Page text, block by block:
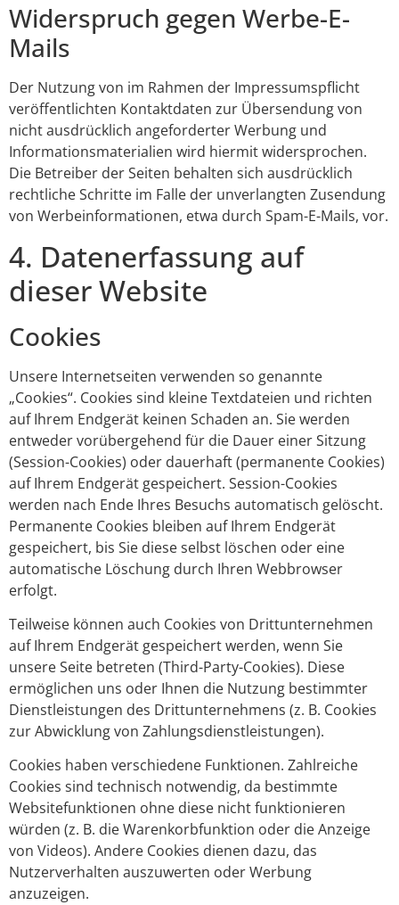
Widerspruch gegen Werbe-E-
Mails
Der Nutzung von im Rahmen der Impressumspflicht
veröffentlichten Kontaktdaten zur Übersendung von
nicht ausdrücklich angeforderter Werbung und
Informationsmaterialien wird hiermit widersprochen.
Die Betreiber der Seiten behalten sich ausdrücklich
rechtliche Schritte im Falle der unverlangten Zusendung
von Werbeinformationen, etwa durch Spam-E-Mails, vor.
4. Datenerfassung auf
dieser Website
Cookies
Unsere Internetseiten verwenden so genannte
„Cookies“. Cookies sind kleine Textdateien und richten
auf Ihrem Endgerät keinen Schaden an. Sie werden
entweder vorübergehend für die Dauer einer Sitzung
(Session-Cookies) oder dauerhaft (permanente Cookies)
auf Ihrem Endgerät gespeichert. Session-Cookies
werden nach Ende Ihres Besuchs automatisch gelöscht.
Permanente Cookies bleiben auf Ihrem Endgerät
gespeichert, bis Sie diese selbst löschen oder eine
automatische Löschung durch Ihren Webbrowser
erfolgt.
Teilweise können auch Cookies von Drittunternehmen
auf Ihrem Endgerät gespeichert werden, wenn Sie
unsere Seite betreten (Third-Party-Cookies). Diese
ermöglichen uns oder Ihnen die Nutzung bestimmter
Dienstleistungen des Drittunternehmens (z. B. Cookies
zur Abwicklung von Zahlungsdienstleistungen).
Cookies haben verschiedene Funktionen. Zahlreiche
Cookies sind technisch notwendig, da bestimmte
Websitefunktionen ohne diese nicht funktionieren
würden (z. B. die Warenkorbfunktion oder die Anzeige
von Videos). Andere Cookies dienen dazu, das
Nutzerverhalten auszuwerten oder Werbung
anzuzeigen.